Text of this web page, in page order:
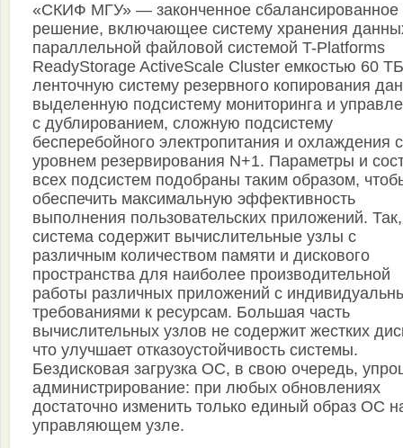
«СКИФ МГУ» — законченное сбалансированное
решение, включающее систему хранения
параллельной файловой системой T-Platforms
ReadyStorage ActiveScale Cluster емкостью 60
ленточную систему резервного копирования
выделенную подсистему мониторинга и
с дублированием, сложную подсистему
бесперебойного электропитания и охлаждения с
уровнем резервирования N+1. Параметры и
всех подсистем подобраны таким образом,
обеспечить максимальную эффективность
выполнения пользовательских приложений. Так,
система содержит вычислительные узлы с
различным количеством памяти и дискового
пространства для наиболее производительной
работы различных приложений с
требованиями к ресурсам. Большая часть
вычислительных узлов не содержит жестких
что улучшает отказоустойчивость системы.
Бездисковая загрузка ОС, в свою очередь,
администрирование: при любых обновлениях
достаточно изменить только единый образ ОС
управляющем узле.